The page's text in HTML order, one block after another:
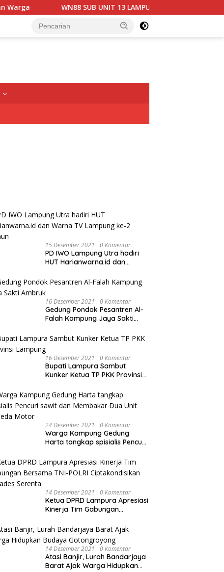
WN88 SUB UNIT 13 LAMPUNG UTARA GELAR RAPAT
15 Desember 2021 0 Komentar
PD IWO Lampung Utra hadiri
HUT Harianwarna.id dan
Tahun
16 Desember 2021 0 Komentar
Gedung Pondok Pesantren Al-
Falah Kampung Jaya Sakti
16 Desember 2021 0 Komentar
Bupati Lampura Sambut
Kunker Ketua TP PKK Provinsi
24 Desember 2021 0 Komentar
Warga Kampung Gedung
Harta tangkap spisialis Pencuri
Sepeda Motor
14 Desember 2021 0 Komentar
Ketua DPRD Lampura Apresiasi
Kinerja Tim Gabungan
Ciptakondisikan Pilkades
Serenta
14 Desember 2021 0 Komentar
Atasi Banjir, Lurah Bandarjaya
Barat Ajak Warga Hidupkan